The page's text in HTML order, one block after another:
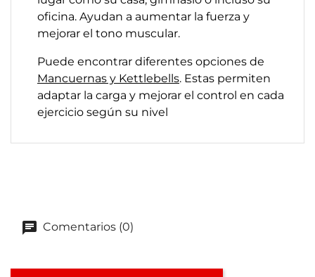
oficina. Ayudan a aumentar la fuerza y
mejorar el tono muscular.
Puede encontrar diferentes opciones de
Mancuernas y Kettlebells. Estas permiten
adaptar la carga y mejorar el control en cada
ejercicio según su nivel
Comentarios (0)